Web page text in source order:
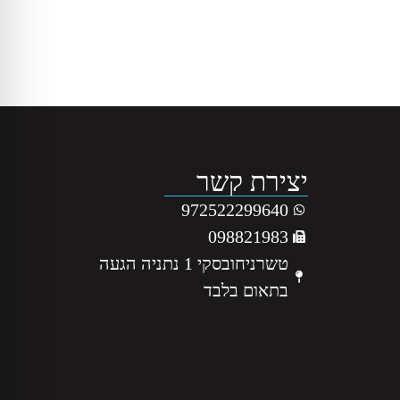
יצירת קשר
972522299640
098821983
טשרניחובסקי 1 נתניה הגעה
בתאום בלבד